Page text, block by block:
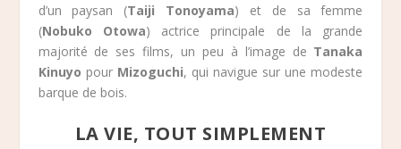
d’un paysan (Taiji Tonoyama) et de sa femme
(Nobuko Otowa) actrice principale de la grande
majorité de ses films, un peu à l’image de Tanaka
Kinuyo pour Mizoguchi, qui navigue sur une modeste
barque de bois.
LA VIE, TOUT SIMPLEMENT